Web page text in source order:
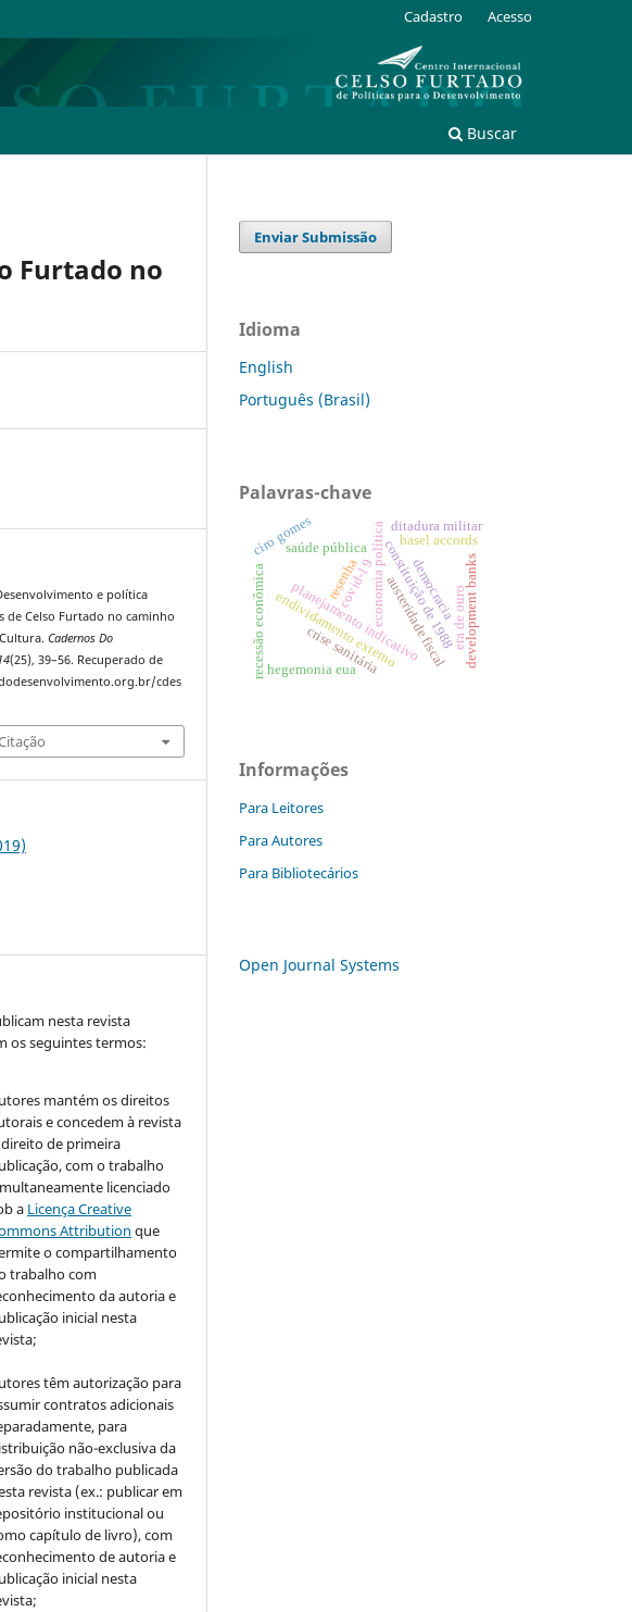
Buscar
Cadastro Acesso
Furtado no
e política
de Celso Furtado no caminho
Cadernos Do
(25), 39–56. Recuperado de
cdes
nesta revista
os seguintes termos:
mantém os direitos
e concedem à revista
de primeira
com o trabalho
licenciado
a Licença Creative
Attribution que
o compartilhamento
trabalho com
da autoria e
inicial nesta
têm autorização para
contratos adicionais
para
não-exclusiva da
do trabalho publicada
revista (ex.: publicar em
institucional ou
capítulo de livro), com
de autoria e
inicial nesta
Enviar Submissão
Idioma
English
Português (Brasil)
Palavras-chave
constituição de 1988
economia política
planejamento indicativo
endividamento externo
recessão econômica covid-19
saúde pública
austeridade fiscalera de ouro
crise sanitária
basel accords
development banks
ditadura militar
democracia
ciro gomes
resenha
hegemonia eua
Informações
Para Leitores
Para Autores
Para Bibliotecários
Open Journal Systems